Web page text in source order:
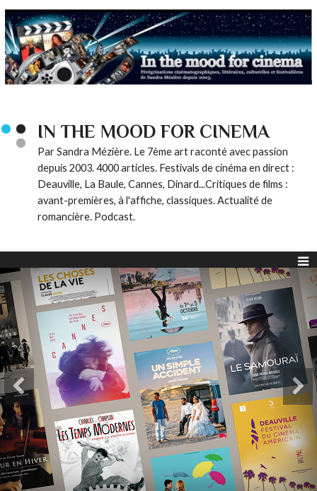
IN THE MOOD FOR CINEMA
Par Sandra Mézière. Le 7ème art raconté avec passion
depuis 2003. 4000 articles. Festivals de cinéma en direct :
Deauville, La Baule, Cannes, Dinard...Critiques de films :
avant-premières, à l'affiche, classiques. Actualité de
romancière. Podcast.